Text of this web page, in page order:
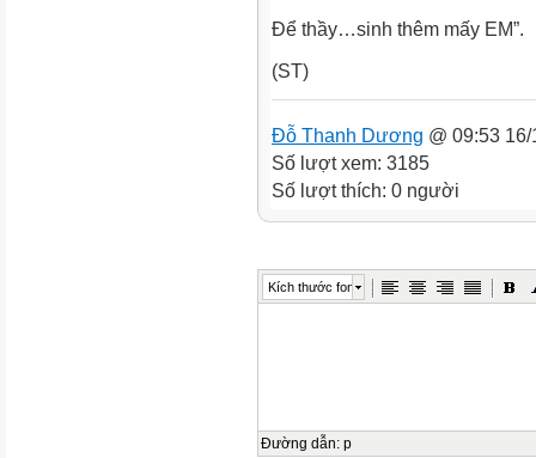
Để thầy…sinh thêm mấy EM”.
(ST)
Đỗ Thanh Dương @ 09:53
Số lượt xem: 3185
Số lượt thích: 0 người
Kích thước font
Đường dẫn: p